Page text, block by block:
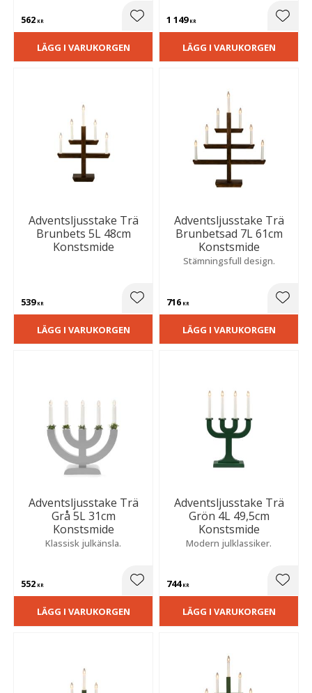
562 KR Lägg till i favoriter
LÄGG I VARUKORGEN
1 149KR
LÄGG I VARUKORGEN
Adventsljusstake Trä
Brunbets 5L 48cm
Konstsmide
539KR Lägg till i favoriter
LÄGG I VARUKORGEN
Adventsljusstake Trä
Brunbetsad 7L 61cm
Konstsmide
Stämningsfull design.
716 KR
LÄGG I VARUKORGEN
Adventsljusstake Trä
Grå 5L 31cm
Konstsmide
Klassisk julkänsla.
552 KR Lägg till i favoriter
LÄGG I VARUKORGEN
Adventsljusstake Trä
Grön 4L 49,5cm
Konstsmide
Modern julklassiker.
744KR
LÄGG I VARUKORGEN